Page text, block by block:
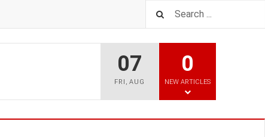
07
FRI ,AUG
0
NEW ARTICLES